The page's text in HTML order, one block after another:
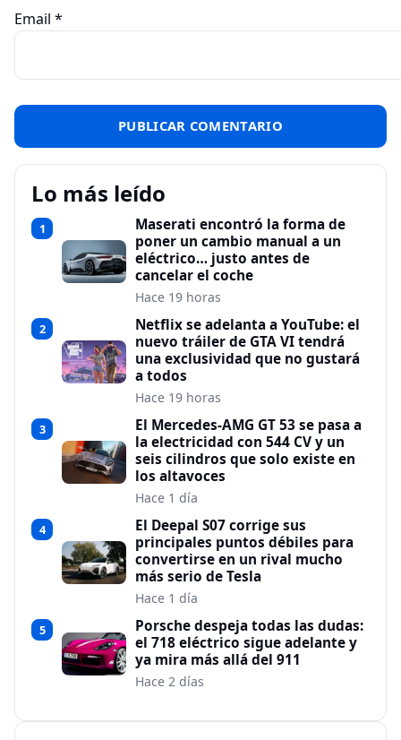
Email *
Lo más leído
1
Maserati encontró la forma de
poner un cambio manual a un
eléctrico… justo antes de
cancelar el coche
Hace 19 horas
2
Netflix se adelanta a YouTube: el
nuevo tráiler de GTA VI tendrá
una exclusividad que no gustará
a todos
Hace 19 horas
3
El Mercedes-AMG GT 53 se pasa a
la electricidad con 544 CV y un
seis cilindros que solo existe en
los altavoces
Hace 1 día
4
El Deepal S07 corrige sus
principales puntos débiles para
convertirse en un rival mucho
más serio de Tesla
Hace 1 día
5
Porsche despeja todas las dudas:
el 718 eléctrico sigue adelante y
ya mira más allá del 911
Hace 2 días